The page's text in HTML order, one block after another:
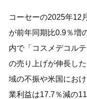
コーセーの2025年12
が前年同期比0.9％増
内で「コスメデコル
の売り上げが伸長し
域の不振や米国にお
業利益は17.7％減の